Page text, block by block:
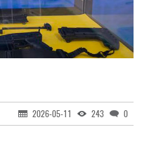
2026-05-11 243 0